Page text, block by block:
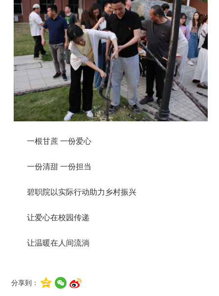
一根甘蔗 一份爱心
一份清甜 一份担当
碧职院以实际行动助力乡村振兴
让爱心在校园传递
让温暖在人间流淌
分享到：